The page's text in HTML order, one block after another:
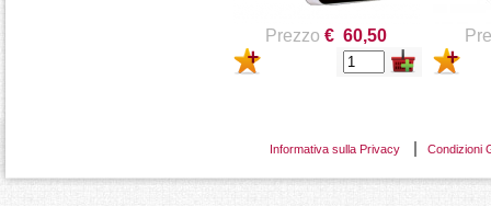
Prezzo € 60,50
Informativa sulla Privacy Condizioni